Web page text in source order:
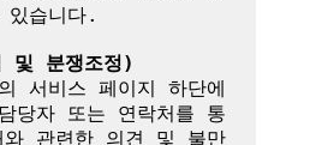
습니다.
및 분쟁조정)
서비스 페이지 하단에
당자 또는 연락처를 통
와 관련한 의견 및 불만